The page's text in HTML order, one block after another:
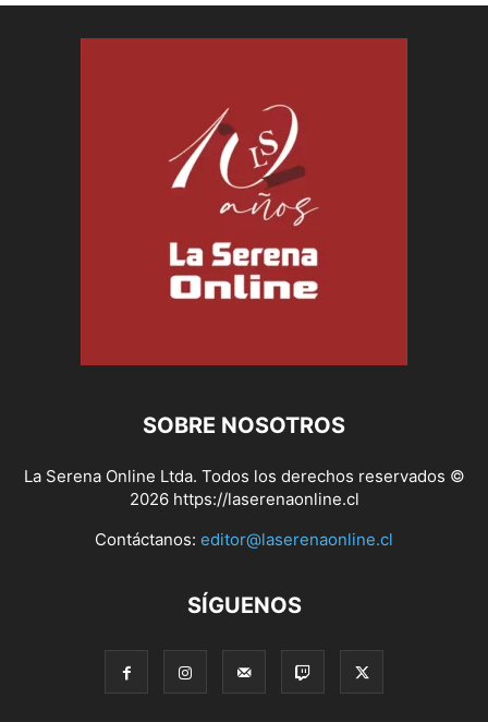
SOBRE NOSOTROS
La Serena Online Ltda. Todos los derechos reservados ©
2026 https://laserenaonline.cl
Contáctanos: editor@laserenaonline.cl
SÍGUENOS